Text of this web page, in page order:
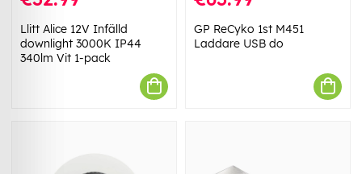
Llitt Alice 12V Infälld
downlight 3000K IP44
340lm Vit 1-pack
GP ReCyko 1st M451
Laddare USB do